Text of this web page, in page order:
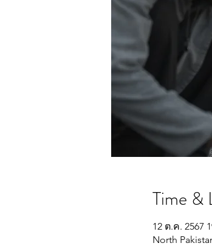
Time &
12 ต.ค. 2567
North